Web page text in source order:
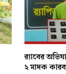
র‍্যাবের
২ মাদক